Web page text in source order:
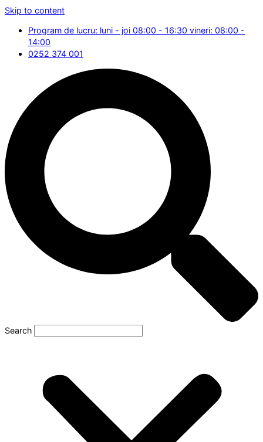
Skip to content
Program de lucru: luni - joi 08:00 - 16:30 vineri: 08:00 -
14:00
0252 374 001
Search